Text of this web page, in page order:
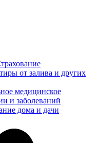
от залива и других
медицинское
и заболеваний
дома и дачи